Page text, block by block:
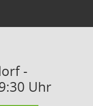
-
Uhr